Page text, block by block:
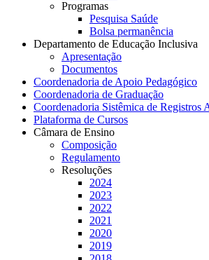
Programas
Pesquisa Saúde
Bolsa permanência
Departamento de Educação Inclusiva
Apresentação
Documentos
Coordenadoria de Apoio Pedagógico
Coordenadoria de Graduação
Coordenadoria Sistêmica de Registros
Plataforma de Cursos
Câmara de Ensino
Composição
Regulamento
Resoluções
2024
2023
2022
2021
2020
2019